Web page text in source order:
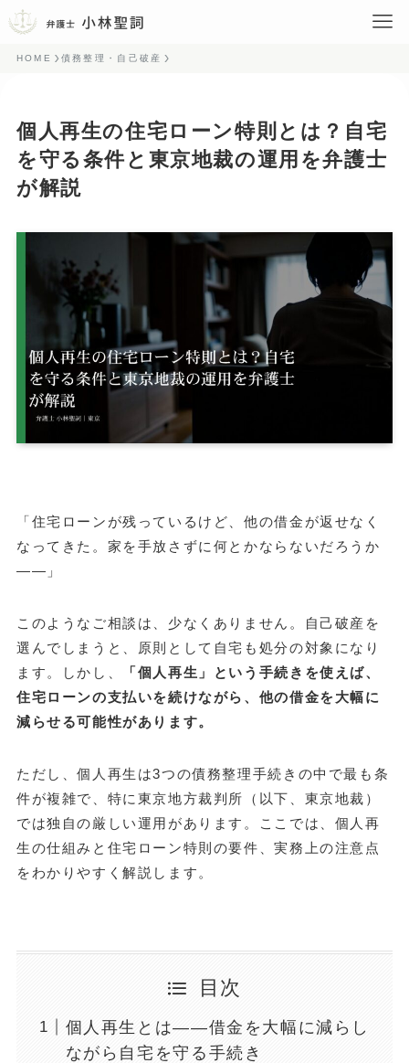
HOME 債務整理・自己破産
個人再生の住宅ローン特則とは？自宅
を守る条件と東京地裁の運用を弁護士
が解説
「住宅ローンが残っているけど、他の借金が返せなく
なってきた。家を手放さずに何とかならないだろうか
——」
このようなご相談は、少なくありません。自己破産を
選んでしまうと、原則として自宅も処分の対象になり
ます。しかし、
「個人再生」という手続きを使えば、
住宅ローンの支払いを続けながら、他の借金を大幅に
減らせる可能性があります。
ただし、個人再生は3つの債務整理手続きの中で最も条
件が複雑で、特に東京地方裁判所（以下、東京地裁）
では独自の厳しい運用があります。ここでは、個人再
生の仕組みと住宅ローン特則の要件、実務上の注意点
をわかりやすく解説します。
目次
個人再生とは——借金を大幅に減らし
ながら自宅を守る手続き